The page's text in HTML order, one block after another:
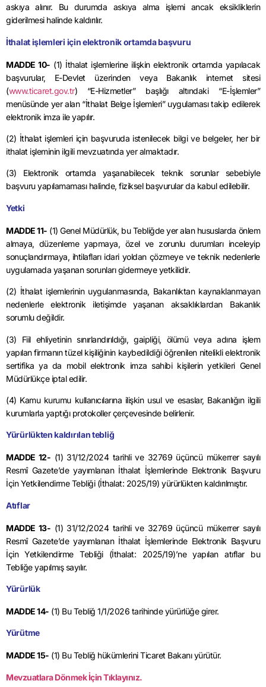
askıya alınır. Bu durumda askıya alma işlemi ancak eksikliklerin
giderilmesi halinde kaldırılır.
İthalat işlemleri için elektronik ortamda başvuru
MADDE 10- (1) İthalat işlemlerine ilişkin elektronik ortamda yapılacak
başvurular, E-Devlet üzerinden veya Bakanlık internet sitesi
(www.ticaret.gov.tr) “E-Hizmetler” başlığı altındaki “E-İşlemler”
menüsünde yer alan “İthalat Belge İşlemleri” uygulaması takip edilerek
elektronik imza ile yapılır.
(2) İthalat işlemleri için başvuruda istenilecek bilgi ve belgeler, her bir
ithalat işleminin ilgili mevzuatında yer almaktadır.
(3) Elektronik ortamda yaşanabilecek teknik sorunlar sebebiyle
başvuru yapılamaması halinde, fiziksel başvurular da kabul edilebilir.
Yetki
MADDE 11- (1) Genel Müdürlük, bu Tebliğde yer alan hususlarda önlem
almaya, düzenleme yapmaya, özel ve zorunlu durumları inceleyip
sonuçlandırmaya, ihtilafları idari yoldan çözmeye ve teknik nedenlerle
uygulamada yaşanan sorunları gidermeye yetkilidir.
(2) İthalat işlemlerinin uygulanmasında, Bakanlıktan kaynaklanmayan
nedenlerle elektronik iletişimde yaşanan aksaklıklardan Bakanlık
sorumlu değildir.
(3) Fiil ehliyetinin sınırlandırıldığı, gaipliği, ölümü veya adına işlem
yapılan firmanın tüzel kişiliğinin kaybedildiği öğrenilen nitelikli elektronik
sertifika ya da mobil elektronik imza sahibi kişilerin yetkileri Genel
Müdürlükçe iptal edilir.
(4) Kamu kurumu kullanıcılarına ilişkin usul ve esaslar, Bakanlığın ilgili
kurumlarla yaptığı protokoller çerçevesinde belirlenir.
Yürürlükten kaldırılan tebliğ
MADDE 12- (1) 31/12/2024 tarihli ve 32769 üçüncü mükerrer sayılı
Resmî Gazete’de yayımlanan İthalat İşlemlerinde Elektronik Başvuru
İçin Yetkilendirme Tebliği (İthalat: 2025/19) yürürlükten kaldırılmıştır.
Atıflar
MADDE 13- (1) 31/12/2024 tarihli ve 32769 üçüncü mükerrer sayılı
Resmî Gazete’de yayımlanan İthalat İşlemlerinde Elektronik Başvuru
İçin Yetkilendirme Tebliği (İthalat: 2025/19)’ne yapılan atıflar bu
Tebliğe yapılmış sayılır.
Yürürlük
MADDE 14- (1) Bu Tebliğ 1/1/2026 tarihinde yürürlüğe girer.
Yürütme
MADDE 15- (1) Bu Tebliğ hükümlerini Ticaret Bakanı yürütür.
Mevzuatlara Dönmek İçin Tıklayınız.